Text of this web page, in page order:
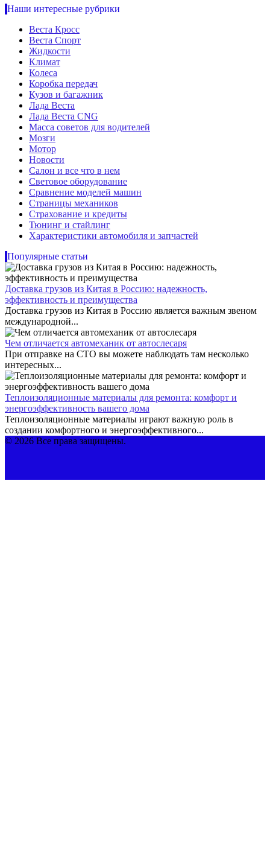
Наши интересные рубрики
Веста Кросс
Веста Спорт
Жидкости
Климат
Колеса
Коробка передач
Кузов и багажник
Лада Веста
Лада Веста CNG
Масса советов для водителей
Мозги
Мотор
Новости
Салон и все что в нем
Световое оборудование
Сравнение моделей машин
Страницы механиков
Страхование и кредиты
Тюнинг и стайлинг
Характеристики автомобиля и запчастей
Популярные статьи
Доставка грузов из Китая в Россию: надежность,
эффективность и преимущества
Доставка грузов из Китая в Россию является важным звеном
международной...
Чем отличается автомеханик от автослесаря
При отправке на СТО вы можете наблюдать там несколько
интересных...
Теплоизоляционные материалы для ремонта: комфорт и
энергоэффективность вашего дома
Теплоизоляционные материалы играют важную роль в
создании комфортного и энергоэффективного...
© 2026 Все права защищены.